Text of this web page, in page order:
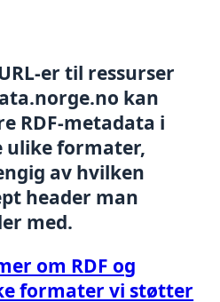
er til ressurser
kan
RDF-metadata i
ulike formater,
av hvilken
header man
med.
om RDF og
formater vi støtter